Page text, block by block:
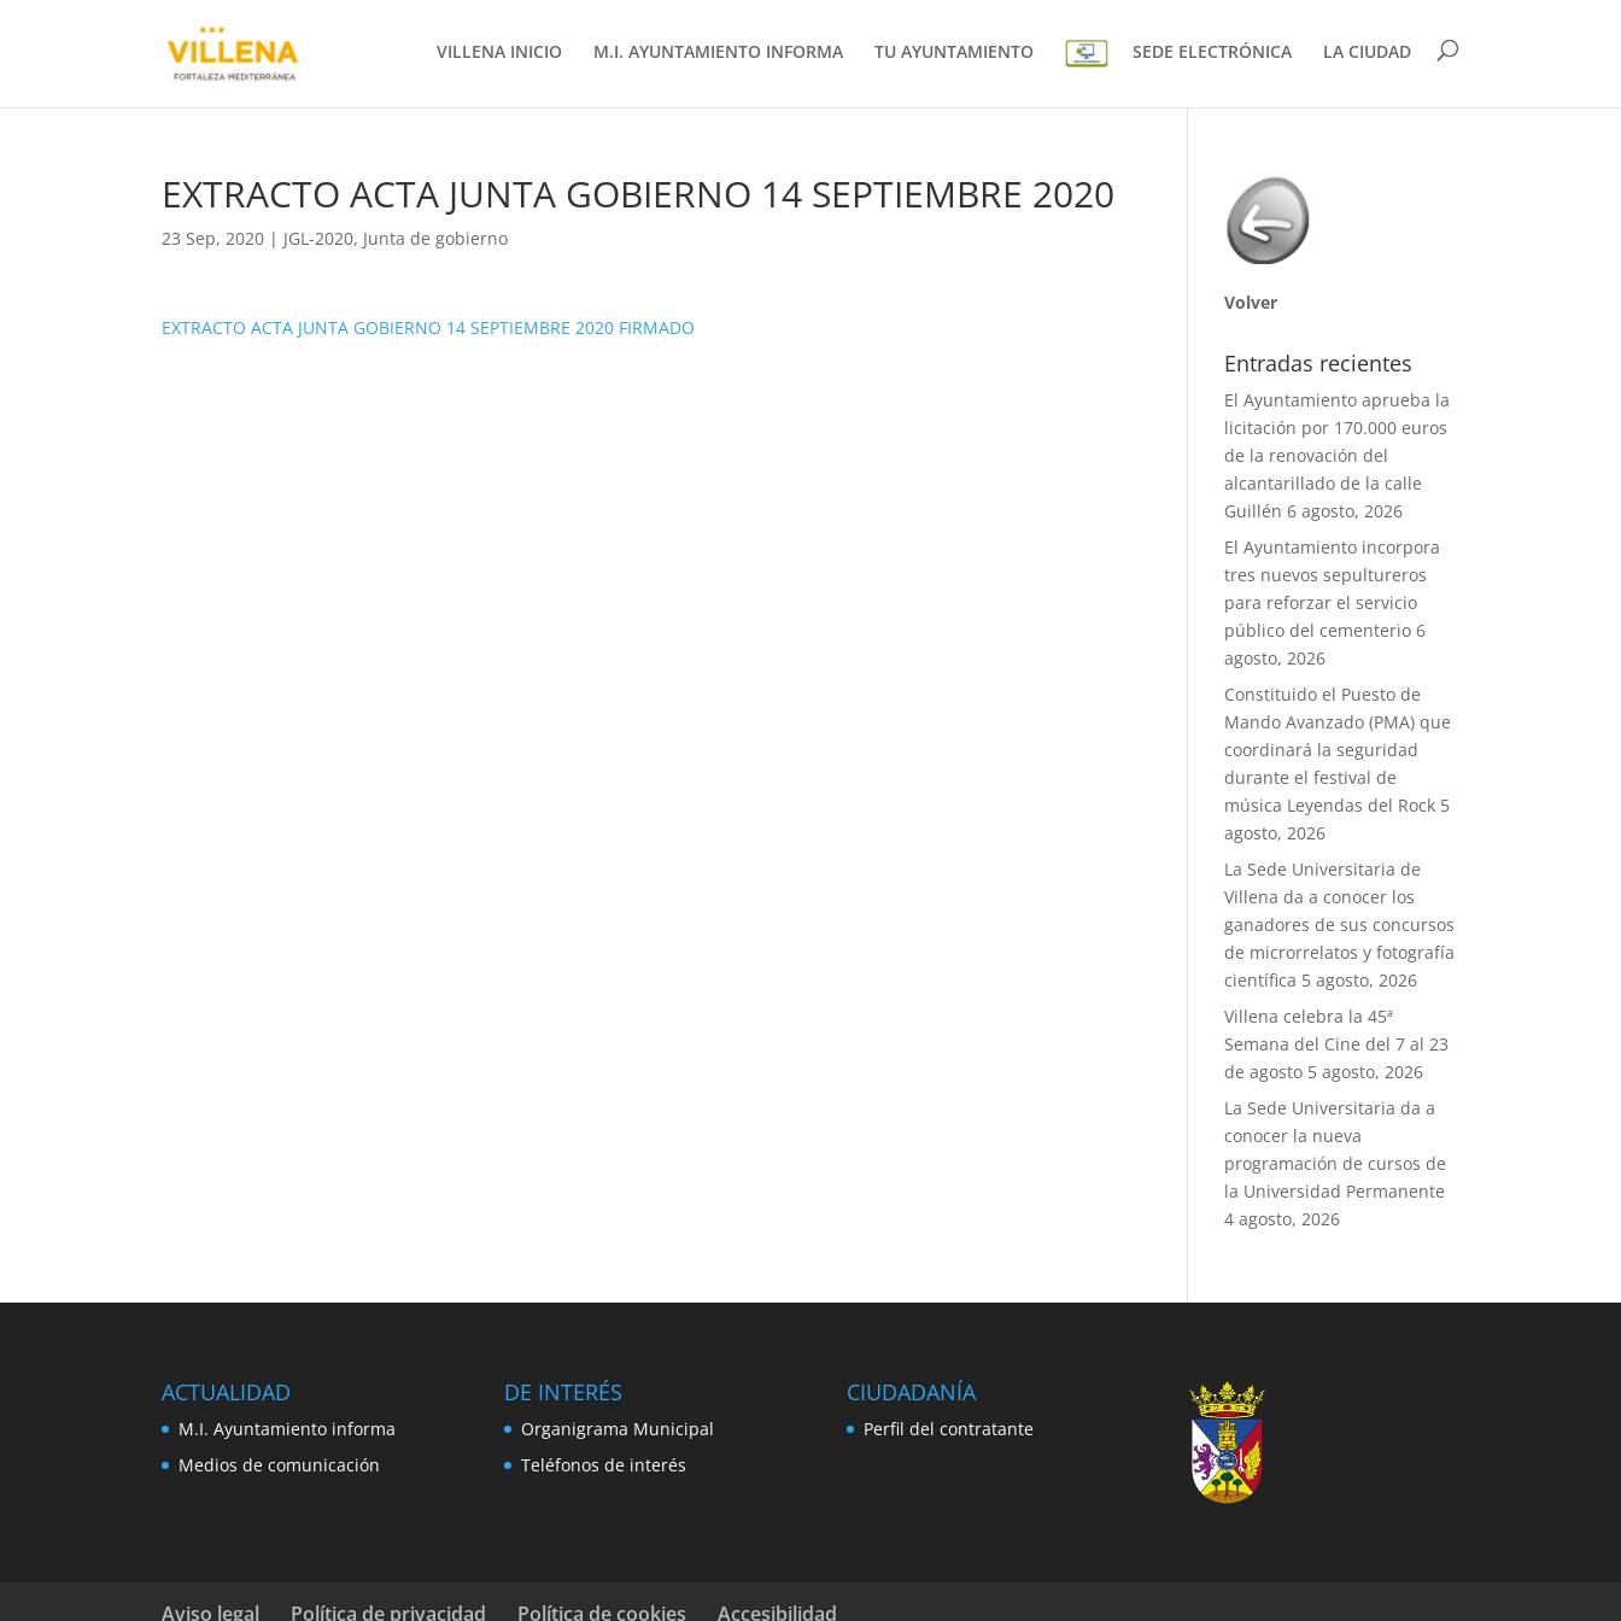
VILLENA INICIO M.I. AYUNTAMIENTO INFORMA TU AYUNTAMIENTO SEDE ELECTRÓNICA LA CIUDAD
EXTRACTO ACTA JUNTA GOBIERNO 14 SEPTIEMBRE 2020
23 Sep, 2020 | JGL-2020, Junta de gobierno
EXTRACTO ACTA JUNTA GOBIERNO 14 SEPTIEMBRE 2020 FIRMADO
Volver
Entradas recientes
El Ayuntamiento aprueba la
licitación por 170.000 euros
de la renovación del
alcantarillado de la calle
Guillén 6 agosto, 2026
El Ayuntamiento incorpora
tres nuevos sepultureros
para reforzar el servicio
público del cementerio 6
agosto, 2026
Constituido el Puesto de
Mando Avanzado (PMA) que
coordinará la seguridad
durante el festival de
música Leyendas del Rock 5
agosto, 2026
La Sede Universitaria de
Villena da a conocer los
ganadores de sus concursos
de microrrelatos y fotografía
científica 5 agosto, 2026
Villena celebra la 45ª
Semana del Cine del 7 al 23
de agosto 5 agosto, 2026
La Sede Universitaria da a
conocer la nueva
programación de cursos de
la Universidad Permanente
4 agosto, 2026
ACTUALIDAD
M.I. Ayuntamiento informa
Medios de comunicación
DE INTERÉS
Organigrama Municipal
Teléfonos de interés
CIUDADANÍA
Perfil del contratante
Aviso legal Política de privacidad Política de cookies Accesibilidad